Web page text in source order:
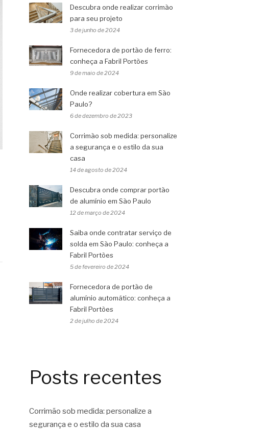
Descubra onde realizar corrimão
para seu projeto
3 de junho de 2024
Fornecedora de portão de ferro:
conheça a Fabril Portões
9 de maio de 2024
Onde realizar cobertura em São
Paulo?
6 de dezembro de 2023
Corrimão sob medida: personalize
a segurança e o estilo da sua
casa
14 de agosto de 2024
Descubra onde comprar portão
de alumínio em São Paulo
12 de março de 2024
Saiba onde contratar serviço de
solda em São Paulo: conheça a
Fabril Portões
5 de fevereiro de 2024
Fornecedora de portão de
alumínio automático: conheça a
Fabril Portões
2 de julho de 2024
Posts recentes
Corrimão sob medida: personalize a
segurança e o estilo da sua casa